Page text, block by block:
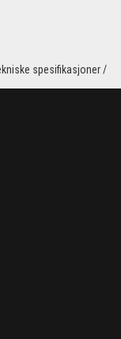
spesifikasjoner /